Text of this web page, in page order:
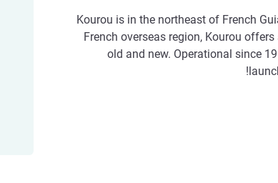
Kourou is in the northeast of French
French overseas region, Kourou
old and new. Operational since